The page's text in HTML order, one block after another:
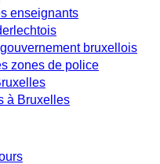
enseignants
bruxellois
zones de police
à Bruxelles